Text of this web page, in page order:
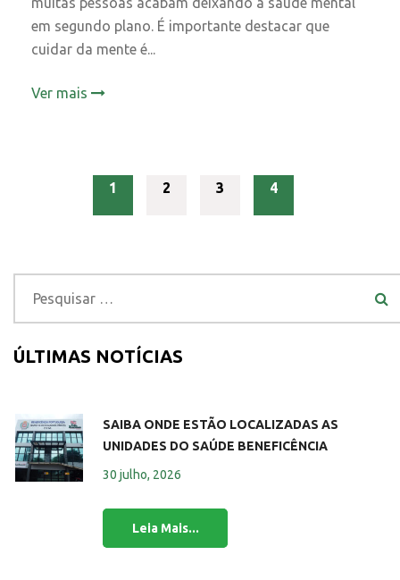
em segundo plano. É importante destacar que
cuidar da mente é...
Ver mais
1 2 3 4
ÚLTIMAS NOTÍCIAS
SAIBA ONDE ESTÃO LOCALIZADAS AS
UNIDADES DO SAÚDE BENEFICÊNCIA
30 julho, 2026